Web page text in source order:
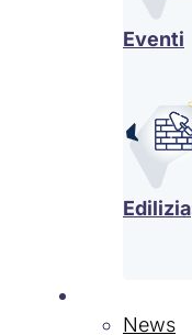
Eventi
Edilizia
News